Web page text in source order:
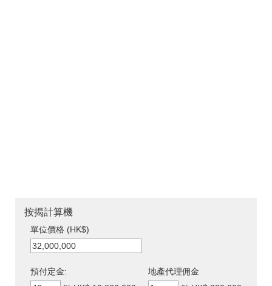
按揭計算機
單位價格 (HK$)
預付定金:
地產代理佣金